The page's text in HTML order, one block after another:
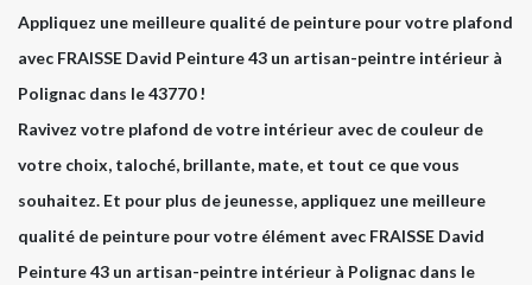
Appliquez une meilleure qualité de peinture pour votre plafond
avec FRAISSE David Peinture 43 un artisan-peintre intérieur à
Polignac dans le 43770 !
Ravivez votre plafond de votre intérieur avec de couleur de
votre choix, taloché, brillante, mate, et tout ce que vous
souhaitez. Et pour plus de jeunesse, appliquez une meilleure
qualité de peinture pour votre élément avec FRAISSE David
Peinture 43 un artisan-peintre intérieur à Polignac dans le